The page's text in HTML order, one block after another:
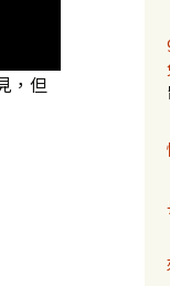
，但